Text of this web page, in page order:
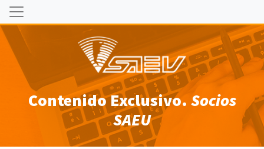
Contenido Exclusivo. Socios
SAEU